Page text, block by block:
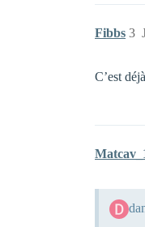
Fibbs 3
C’est